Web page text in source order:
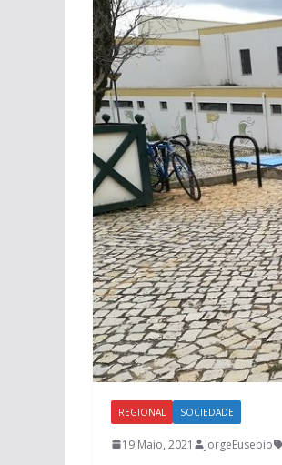
REGIONAL SOCIEDADE
19 Maio, 2021 JorgeEusebio